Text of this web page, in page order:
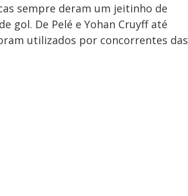
sempre deram um jeitinho de
gol. De Pelé e Yohan Cruyff até
utilizados por concorrentes das